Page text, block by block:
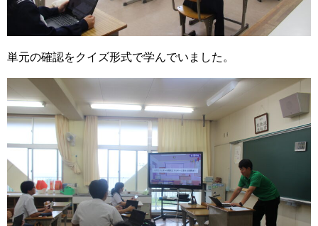
単元の確認をクイズ形式で学んでいました。